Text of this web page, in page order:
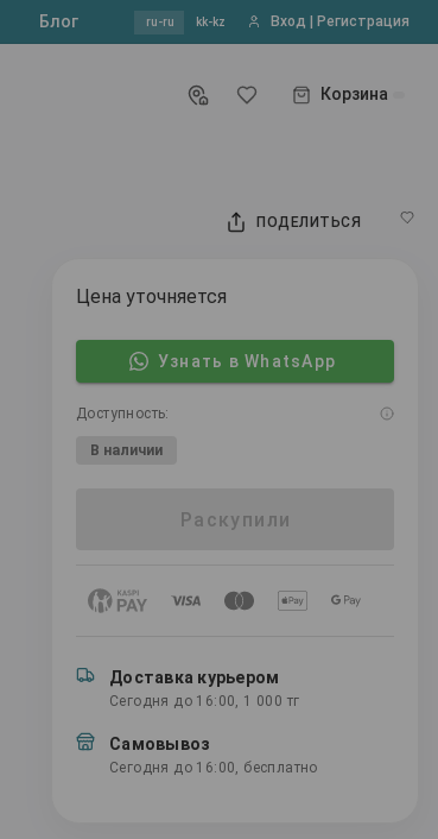
Блог ru-ru kk-kz Вход | Регистрация
Корзина
ПОДЕЛИТЬСЯ
Цена уточняется
Узнать в WhatsApp
Доступность:
В наличии
Раскупили
Доставка курьером
Сегодня до 16:00, 1 000 тг
Самовывоз
Сегодня до 16:00, бесплатно